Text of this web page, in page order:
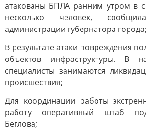
атакованы БПЛА ранним утром в
несколько человек,
администрации губернатора города;
В результате атаки повреждения
объектов инфраструктуры. В
специалисты занимаются
происшествия;
Для координации работы
работу оперативный штаб
Беглова;